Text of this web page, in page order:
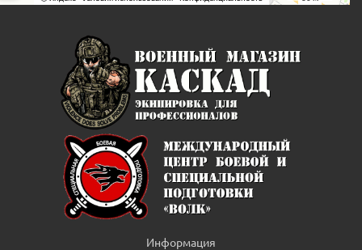
Информация